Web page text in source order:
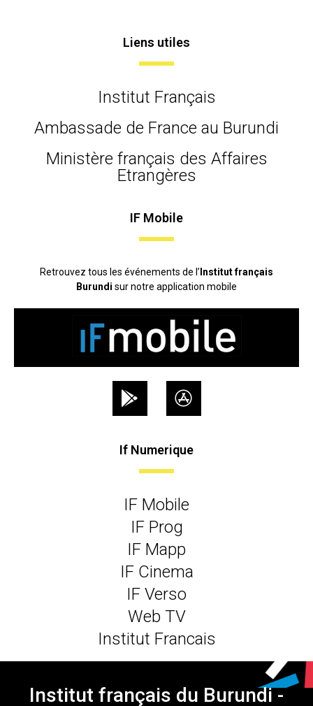
Liens utiles
Institut Français
Ambassade de France au Burundi
Ministère français des Affaires
Etrangères
IF Mobile
Retrouvez tous les événements de l’Institut français
Burundi sur notre application mobile
If Numerique
IF Mobile
IF Prog
IF Mapp
IF Cinema
IF Verso
Web TV
Institut Francais
Institut français du Burundi -